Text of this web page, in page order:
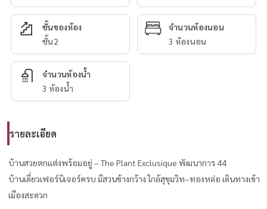
ชั้นของห้อง
ชั้น2
จำนวนห้องนอน
3 ห้องนอน
จำนวนห้องน้ำ
3 ห้องน้ำ
รายละเอียด
บ้านสวยตกแต่งพร้อมอยู่ – The Plant Exclusique พัฒนาการ 44
บ้านเดี่ยวเฟอร์นิเจอร์ครบ มีสวนข้างกว้าง ใกล้สุขุมวิท–ทองหล่อ เดินทางเข้า
เมืองสะดวก